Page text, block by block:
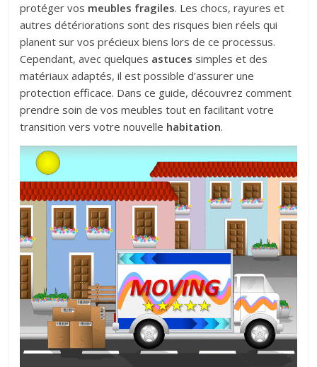
protéger vos meubles fragiles. Les chocs, rayures et
autres détériorations sont des risques bien réels qui
planent sur vos précieux biens lors de ce processus.
Cependant, avec quelques astuces simples et des
matériaux adaptés, il est possible d’assurer une
protection efficace. Dans ce guide, découvrez comment
prendre soin de vos meubles tout en facilitant votre
transition vers votre nouvelle habitation.